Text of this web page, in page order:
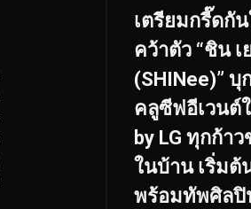
เตรียมกรี๊ดกั
คว้าตัว “ชิน
(SHINee)” บุ
คลูซีฟอีเวนต์ใ
by LG ทุกก้า
ในบ้าน เริ่มต้
พร้อมทัพศิลปิ